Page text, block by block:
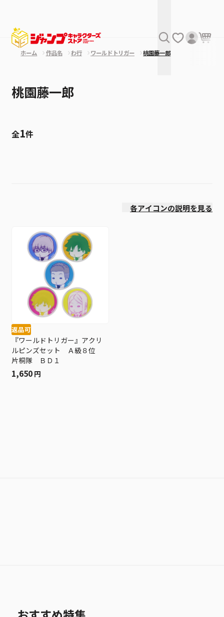
ホーム 作品名 わ行 ワールドトリガー 桃園藤一郎
桃園藤一郎
全1件
各アイコンの説明を見る
返品可
『ワールドトリガー』アクリ
ルピンズセット Ａ級８位
片桐隊 ＢＤ１
1,650 円